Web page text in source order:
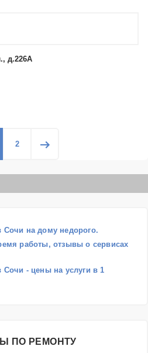
д.226А
2
Сочи на дому недорого.
работы, отзывы о сервисах
Сочи - цены на услуги в 1
ПО РЕМОНТУ